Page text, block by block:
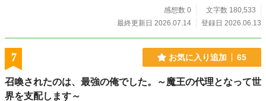
感想数 0
文字数 180,533
最終更新日 2026.07.14
登録日 2026.06.13
7 お気に入り追加 65
召喚されたのは、最強の俺でした。～魔王の代理となって世
界を支配します～